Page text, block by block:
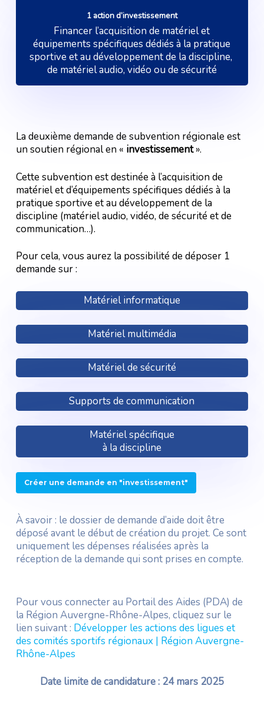
1 action d’investissement
Financer l’acquisition de matériel et
équipements spécifiques dédiés à la pratique
sportive et au développement de la discipline,
de matériel audio, vidéo ou de sécurité
La deuxième demande de subvention régionale est
un soutien régional en « investissement».
Cette subvention est destinée à l’acquisition de
matériel et d’équipements spécifiques dédiés à la
pratique sportive et au développement de la
discipline (matériel audio, vidéo, de sécurité et de
communication…).
Pour cela, vous aurez la possibilité de déposer 1
demande sur :
Matériel informatique
Matériel multimédia
Matériel de sécurité
Supports de communication
Matériel spécifique
à la discipline
Créer une demande en "investissement"
À savoir : le dossier de demande d’aide doit être
déposé avant le début de création du projet. Ce sont
uniquement les dépenses réalisées après la
réception de la demande qui sont prises en compte.
Pour vous connecter au Portail des Aides (PDA) de
la Région Auvergne-Rhône-Alpes, cliquez sur le
lien suivant : Développer les actions des ligues et
des comités sportifs régionaux | Région Auvergne-
Rhône-Alpes
Date limite de candidature : 24 mars 2025